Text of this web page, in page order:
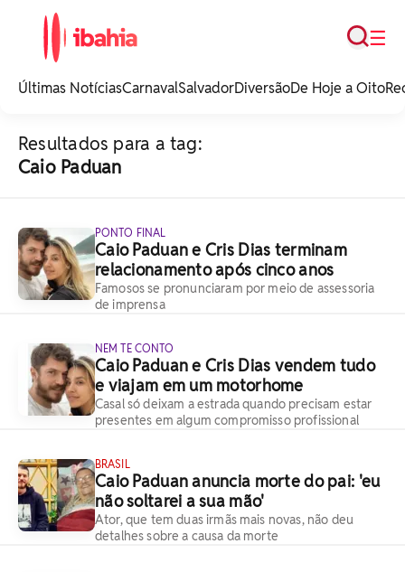
noticias e
☰
Busca
Últimas NotíciasCarnavalSalvadorDiversãoDe Hoje a Oito
Resultados para a tag:
Caio Paduan
PONTO FINAL
Caio Paduan e Cris Dias terminam
relacionamento após cinco anos
Famosos se pronunciaram por meio de assessoria
de imprensa
NEM TE CONTO
Caio Paduan e Cris Dias vendem tudo
e viajam em um motorhome
Casal só deixam a estrada quando precisam estar
presentes em algum compromisso profissional
BRASIL
Caio Paduan anuncia morte do pai: 'eu
não soltarei a sua mão'
Ator, que tem duas irmãs mais novas, não deu
detalhes sobre a causa da morte